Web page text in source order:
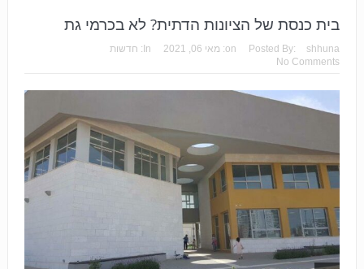
בית כנסת של הציונות הדתית? לא בכרמי גת
Posted By: shhuna
on: מאי 06, 2021 In:
חדשות
No Comments